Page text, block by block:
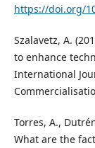
https://doi.org/
Szalavetz, A.
to enhance
International
Torres, A.,
What are the